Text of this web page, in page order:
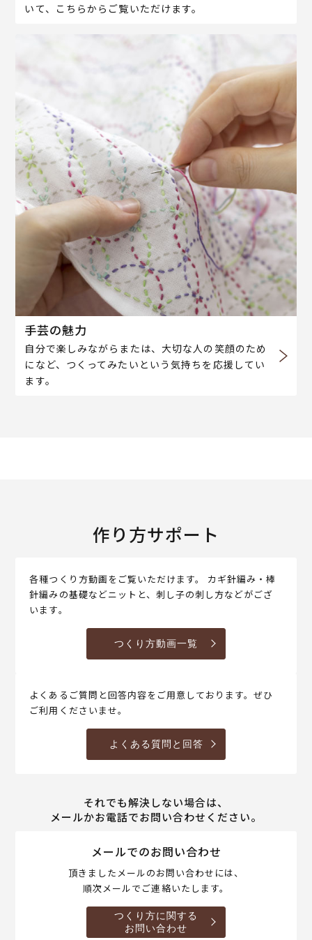
いて、こちらからご覧いただけます。
手芸の魅力
自分で楽しみながらまたは、大切な人の笑顔のため
になど、つくってみたいという気持ちを応援してい
ます。
作り方サポート
各種つくり方動画をご覧いただけます。 カギ針編み・棒
針編みの基礎などニットと、刺し子の刺し方などがござ
います。
つくり方動画一覧
よくあるご質問と回答内容をご用意しております。ぜひ
ご利用くださいませ。
よくある質問と回答
それでも解決しない場合は、
メールかお電話でお問い合わせください。
メールでのお問い合わせ
頂きましたメールのお問い合わせには、
順次メールでご連絡いたします。
つくり方に関する
お問い合わせ